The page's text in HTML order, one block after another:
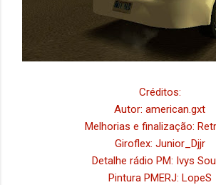
Créditos:
Autor: american.gxt
Melhorias e finalização:
Giroflex: Junior_Djjr
Detalhe rádio PM: Ivys
Pintura PMERJ: LopeS